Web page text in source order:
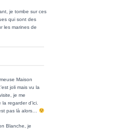
je tombe sur ces
qui sont des
les marines de
Maison
joli mais vu la
je me
regarder d’ici.
pas là alors…
Blanche, je